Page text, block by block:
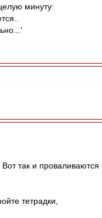
минуту:
так и проваливаются
тетрадки,